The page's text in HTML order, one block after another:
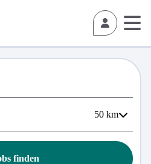
50 km
finden